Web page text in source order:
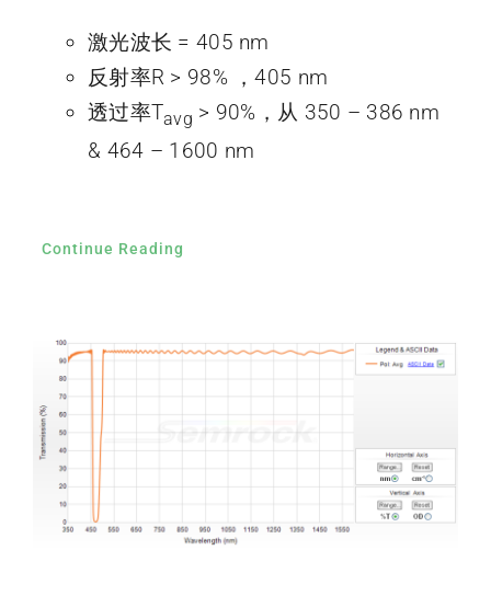
激光波长 = 405 nm
反射率R > 98% ，405 nm
透过率Tavg > 90%，从 350 – 386 nm
& 464 – 1600 nm
Continue Reading